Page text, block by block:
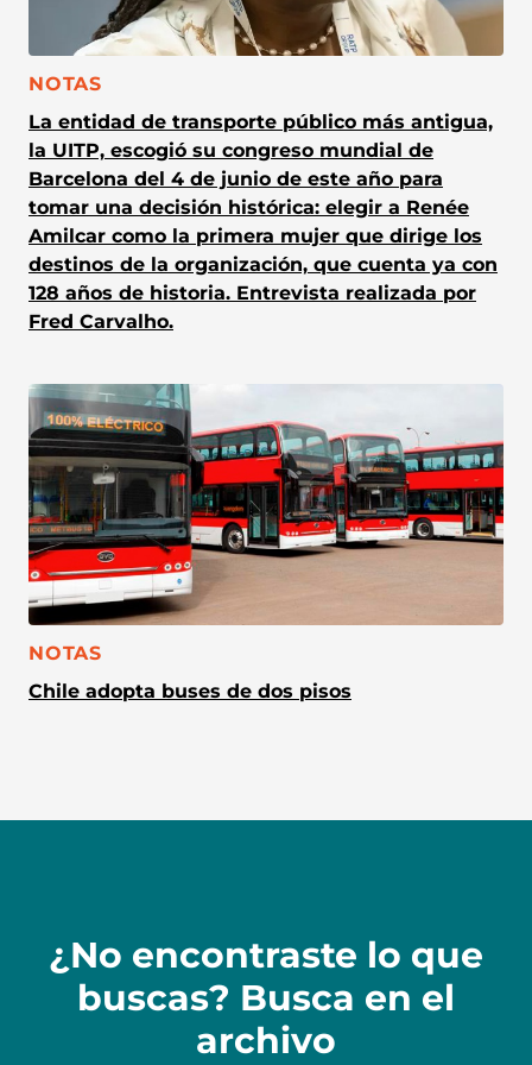
CATEGORÍA:
NOTAS
La entidad de transporte público más antigua,
la UITP, escogió su congreso mundial de
Barcelona del 4 de junio de este año para
tomar una decisión histórica: elegir a Renée
Amilcar como la primera mujer que dirige los
destinos de la organización, que cuenta ya con
128 años de historia. Entrevista realizada por
Fred Carvalho.
CATEGORÍA:
NOTAS
Chile adopta buses de dos pisos
¿No encontraste lo que
buscas? Busca en el
archivo